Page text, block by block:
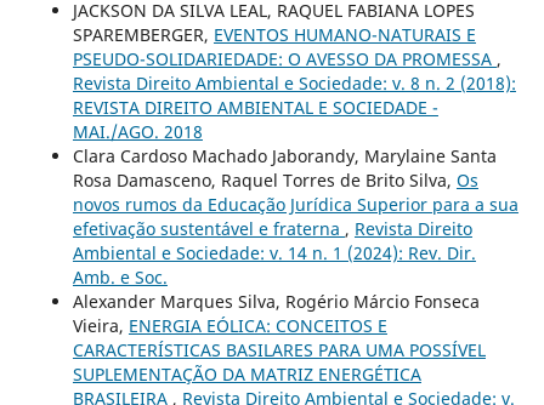
JACKSON DA SILVA LEAL, RAQUEL FABIANA LOPES
SPAREMBERGER, EVENTOS HUMANO-NATURAIS E
PSEUDO-SOLIDARIEDADE: O AVESSO DA PROMESSA ,
Revista Direito Ambiental e Sociedade: v. 8 n. 2 (2018):
REVISTA DIREITO AMBIENTAL E SOCIEDADE -
MAI./AGO. 2018
Clara Cardoso Machado Jaborandy, Marylaine Santa
Rosa Damasceno, Raquel Torres de Brito Silva, Os
novos rumos da Educação Jurídica Superior para a sua
efetivação sustentável e fraterna , Revista Direito
Ambiental e Sociedade: v. 14 n. 1 (2024): Rev. Dir.
Amb. e Soc.
Alexander Marques Silva, Rogério Márcio Fonseca
Vieira, ENERGIA EÓLICA: CONCEITOS E
CARACTERÍSTICAS BASILARES PARA UMA POSSÍVEL
SUPLEMENTAÇÃO DA MATRIZ ENERGÉTICA
BRASILEIRA , Revista Direito Ambiental e Sociedade: v.